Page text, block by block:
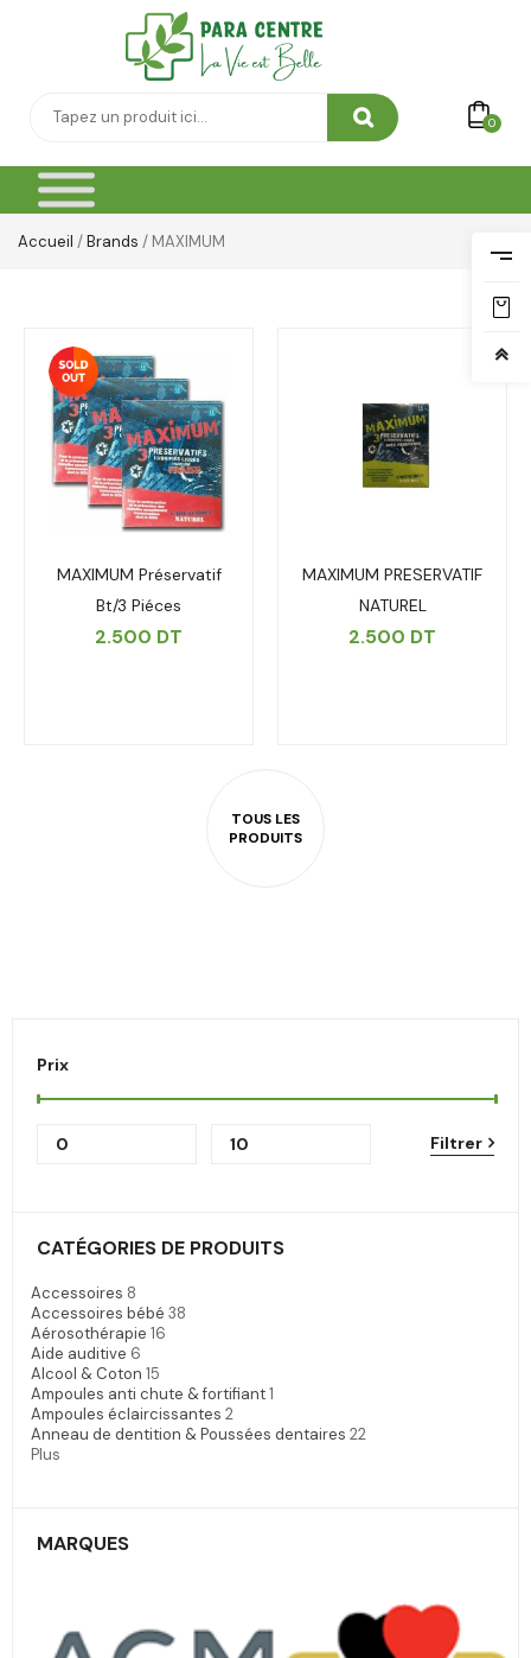
0
Accueil /Brands / MAXIMUM
Prix
Filtrer
CATÉGORIES DE PRODUITS
Accessoires 8
Accessoires bébé 38
Aérosothérapie 16
Aide auditive 6
Alcool & Coton 15
Ampoules anti chute & fortifiant1
Ampoules éclaircissantes 2
Anneau de dentition & Poussées dentaires 22
Plus
MARQUES
MAXIMUM Préservatif
Bt/3 Piéces
2.500 DT
MAXIMUM PRESERVATIF
NATUREL
2.500 DT